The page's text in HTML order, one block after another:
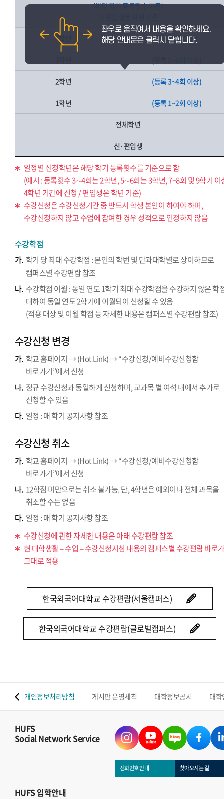
(해당 학기 등록횟수 기준)
4학년 (등록 7회 이상)
2학년 (등록 3~4회 이상)
1학년 (등록 1~2회 이상)
전체학년
신·편입생
일정별 신청학년은 해당 학기 등록횟수를 기준으로 함
(예시 : 등록횟수 3∼4회는 2학년, 5∼6회는 3학년, 7~8회 및 9학기 이
4학년 기간에 신청 / 편입생은 학년 기준)
수강신청은 수강신청기간 중 반드시 학생 본인이 하여야 하며,
수강신청하지 않고 수업에 참여한 경우 성적으로 인정하지 않음
수강학점
가. 학기 당 최대 수강학점 : 본인의 학번 및 단과대학별로 상이하므로
캠퍼스별 수강편람 참조
나. 수강학점 이월 : 동일 연도 1학기 최대 수강학점을 수강하지 않은 학
대하여 동일 연도 2학기에 이월되어 신청할 수 있음
(적용 대상 및 이월 학점 등 자세한 내용은 캠퍼스별 수강편람 참조)
수강신청 변경
가. 학교 홈페이지 → (Hot Link) → “수강신청/예비수강신청함
바로가기”에서 신청
나. 정규 수강신청과 동일하게 신청하며, 교과목 별 여석 내에서 추가로
신청할 수 있음
다. 일정 : 매 학기 공지사항 참조
수강신청 취소
가. 학교 홈페이지 → (Hot Link) → “수강신청/예비수강신청함
바로가기”에서 신청
나. 12학점 미만으로는 취소 불가능. 단, 4학년은 예외이나 전체 과목을
취소할 수는 없음
다. 일정 : 매 학기 공지사항 참조
수강신청에 관한 자세한 내용은 아래 수강편람 참조
현 대학생활 – 수업 – 수강신청지침 내용의 캠퍼스별 수강편람 바로
그대로 적용
한국외국어대학교 수강편람(서울캠퍼스)
한국외국어대학교 수강편람(글로벌캠퍼스)
개인정보처리방침 게시판 운영세칙 대학정보공시 대
HUFS
Social Network Service
전화번호 안내 찾아오시는 길
HUFS입학안내